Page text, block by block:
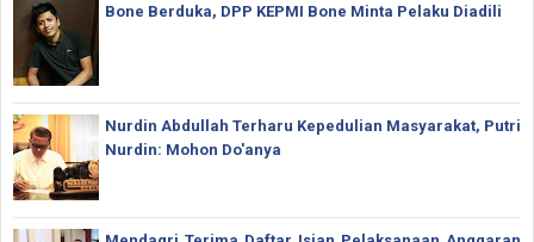
Bone Berduka, DPP KEPMI Bone Minta Pelaku Diadili
Nurdin Abdullah Terharu Kepedulian Masyarakat, Putri
Nurdin: Mohon Do'anya